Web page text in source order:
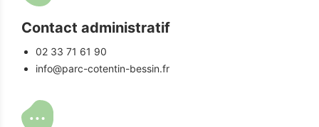
Contact administratif
02 33 71 61 90
info@parc-cotentin-bessin.fr